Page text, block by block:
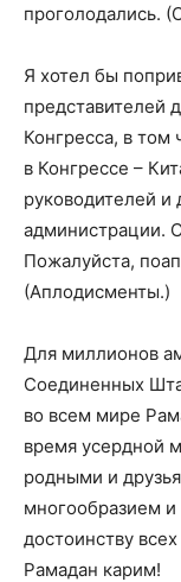
проголодались.
Я хотел бы
представителей
Конгресса, в том
в Конгрессе –
руководителей
администрации.
Пожалуйста,
(Аплодисменты.)
Для миллионов
Соединенных
во всем мире
время усердной
родными и
многообразием
достоинству
Рамадан карим!